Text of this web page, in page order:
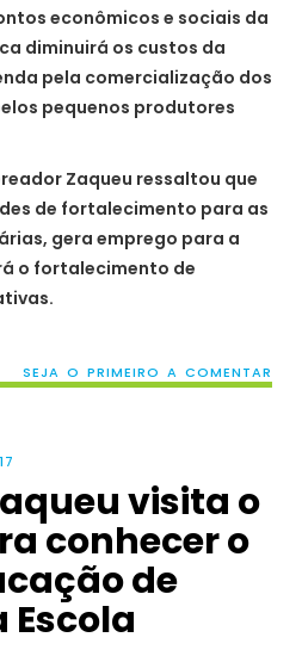
econômicos e sociais da
diminuirá os custos da
pela comercialização dos
pequenos produtores
Zaqueu ressaltou que
de fortalecimento para as
gera emprego para a
o fortalecimento de
SEJA O PRIMEIRO A COMENTAR
visita o
conhecer o
de
Escola